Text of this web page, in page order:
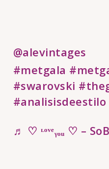
@alevintages
#metgala
#swarovski
#analisisdeestilo
♬ ♡ ᶫᵒᵛᵉᵧₒᵤ ♡ –